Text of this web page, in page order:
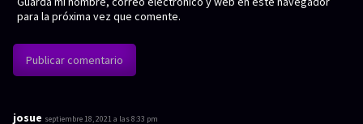
para la próxima vez que comente.
josue dseptiembre 18, 2021 a las 8:33 pm